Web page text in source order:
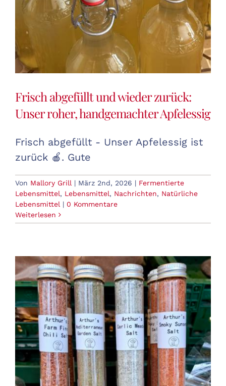
Frisch abgefüllt und wieder zurück:
Unser roher, handgemachter Apfelessig
Frisch abgefüllt - Unser Apfelessig ist
zurück 🍎. Gute
Von Mallory Grill | März 2nd, 2026 | Fermentierte
Lebensmittel, Lebensmittel, Nachrichten, Natürliche
Lebensmittel | 0 Kommentare
Weiterlesen